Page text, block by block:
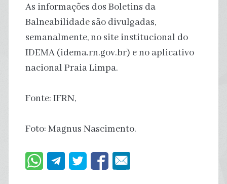
As informações dos Boletins da
Balneabilidade são divulgadas,
semanalmente, no site institucional do
IDEMA (idema.rn.gov.br) e no aplicativo
nacional Praia Limpa.
Fonte: IFRN,
Foto: Magnus Nascimento.